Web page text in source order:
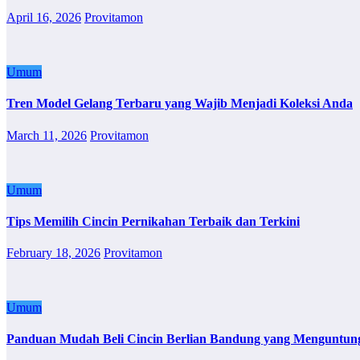
April 16, 2026 Provitamon
Umum
Tren Model Gelang Terbaru yang Wajib Menjadi Koleksi Anda
March 11, 2026 Provitamon
Umum
Tips Memilih Cincin Pernikahan Terbaik dan Terkini
February 18, 2026 Provitamon
Umum
Panduan Mudah Beli Cincin Berlian Bandung yang